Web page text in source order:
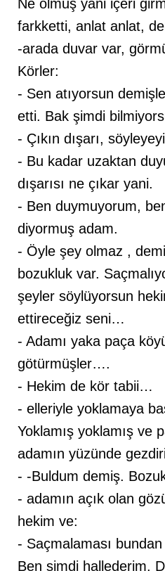
Ne olmuş yani içeri
farkketti, anlat anlat,
-arada duvar var,
Körler:
- Sen atıyorsun
etti. Bak şimdi
- Çıkın dışarı,
- Bu kadar uzaktan
dışarısı ne çıkar yani.
- Ben duymuyorum,
diyormuş adam.
- Öyle şey olmaz ,
bozukluk var.
şeyler söylüyorsun
ettireceğiz seni…
- Adamı yaka paça
götürmüşler….
- Hekim de kör tabii…
- elleriyle yoklamaya
Yoklamış yoklamış ve
adamın yüzünde
- -Buldum demiş.
- adamın açık olan
hekim ve:
- Saçmalaması
Ben şimdi hallederim.